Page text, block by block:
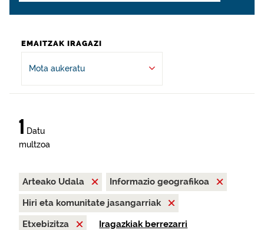
EMAITZAK IRAGAZI
Mota aukeratu
1 Datu
multzoa
Arteako Udala
Informazio geografikoa
Hiri eta komunitate jasangarriak
Etxebizitza
Iragazkiak berrezarri